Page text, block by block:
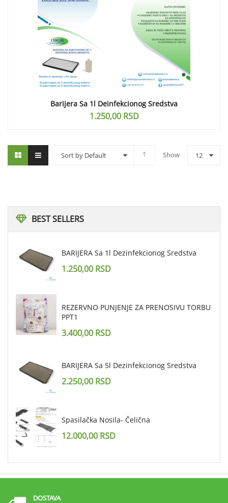
Barijera Sa 1l Deinfekcionog Sredstva
1.250,00 RSD
Sort by Default Show 12
BESTSELLERS
BARIJERA Sa 1l Dezinfekcionog Sredstva
1.250,00 RSD
REZERVNO PUNJENJE ZA PRENOSIVU TORBU
PPT1
3.400,00 RSD
BARIJERA Sa 5l Dezinfekcionog Sredstva
2.250,00 RSD
Spasilačka Nosila- Čelična
12.000,00 RSD
DOSTAVA